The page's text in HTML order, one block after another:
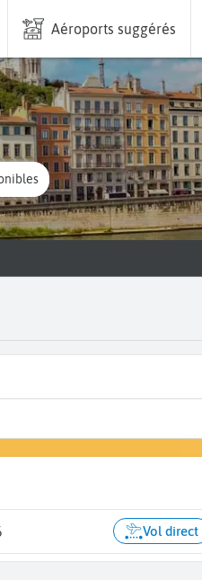
Aéroports suggérés
Lyon (LYS)
Vol direct